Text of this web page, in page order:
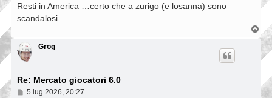
Resti in America …certo che a zurigo (e losanna) sono
scandalosi
o
Grog
Re: Mercato giocatori 6.0
M
5 lug 2026, 20:27